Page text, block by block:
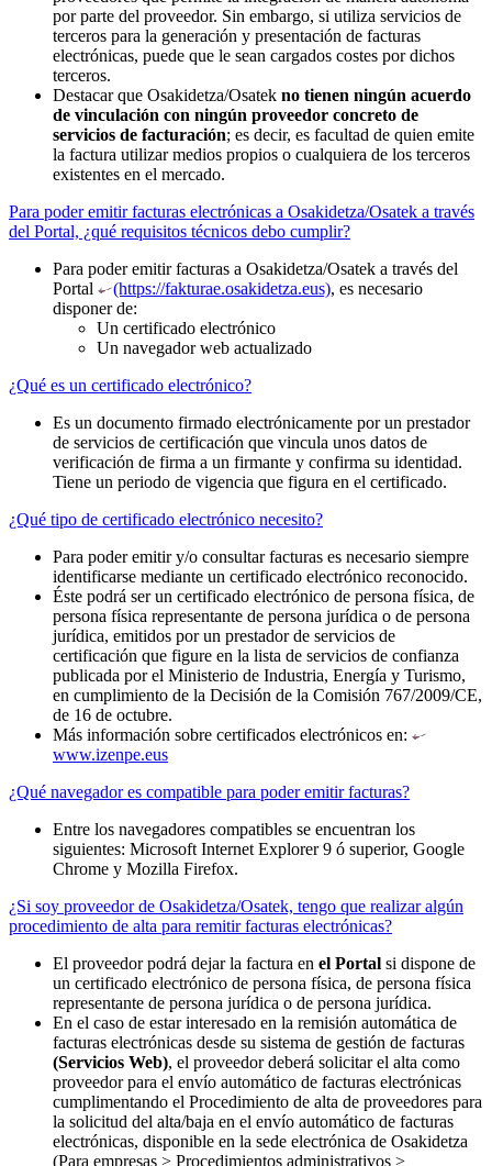
por parte del proveedor. Sin embargo, si utiliza servicios de
terceros para la generación y presentación de facturas
electrónicas, puede que le sean cargados costes por dichos
terceros.
Destacar que Osakidetza/Osatek no tienen ningún acuerdo
de vinculación con ningún proveedor concreto de
servicios de facturación; es decir, es facultad de quien emite
la factura utilizar medios propios o cualquiera de los terceros
existentes en el mercado.
Para poder emitir facturas electrónicas a Osakidetza/Osatek a través
del Portal, ¿qué requisitos técnicos debo cumplir?
Para poder emitir facturas a Osakidetza/Osatek a través del
Portal
(https://fakturae.osakidetza.eus), es necesario
disponer de:
Un certificado electrónico
Un navegador web actualizado
¿Qué es un certificado electrónico?
Es un documento firmado electrónicamente por un prestador
de servicios de certificación que vincula unos datos de
verificación de firma a un firmante y confirma su identidad.
Tiene un periodo de vigencia que figura en el certificado.
¿Qué tipo de certificado electrónico necesito?
Para poder emitir y/o consultar facturas es necesario siempre
identificarse mediante un certificado electrónico reconocido.
Éste podrá ser un certificado electrónico de persona física, de
persona física representante de persona jurídica o de persona
jurídica, emitidos por un prestador de servicios de
certificación que figure en la lista de servicios de confianza
publicada por el Ministerio de Industria, Energía y Turismo,
en cumplimiento de la Decisión de la Comisión 767/2009/CE,
de 16 de octubre.
Más información sobre certificados electrónicos en:
www.izenpe.eus
¿Qué navegador es compatible para poder emitir facturas?
Entre los navegadores compatibles se encuentran los
siguientes: Microsoft Internet Explorer 9 ó superior, Google
Chrome y Mozilla Firefox.
¿Si soy proveedor de Osakidetza/Osatek, tengo que realizar algún
procedimiento de alta para remitir facturas electrónicas?
El proveedor podrá dejar la factura en el Portal si dispone de
un certificado electrónico de persona física, de persona física
representante de persona jurídica o de persona jurídica.
En el caso de estar interesado en la remisión automática de
facturas electrónicas desde su sistema de gestión de facturas
(Servicios Web), el proveedor deberá solicitar el alta como
proveedor para el envío automático de facturas electrónicas
cumplimentando el Procedimiento de alta de proveedores para
la solicitud del alta/baja en el envío automático de facturas
electrónicas, disponible en la sede electrónica de Osakidetza
(Para empresas > Procedimientos administrativos >